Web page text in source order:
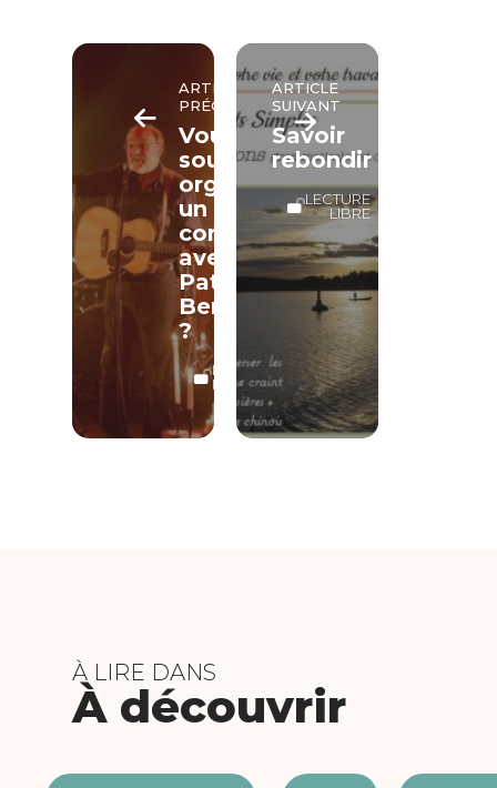
ARTICLE
PRÉCÉDENT
Vous
souhaitez
organiser
un
concert
avec
Pat
Berning
?
LECTURE
LIBRE
ARTICLE
SUIVANT
Savoir
rebondir
LECTURE
LIBRE
À LIRE DANS
À découvrir